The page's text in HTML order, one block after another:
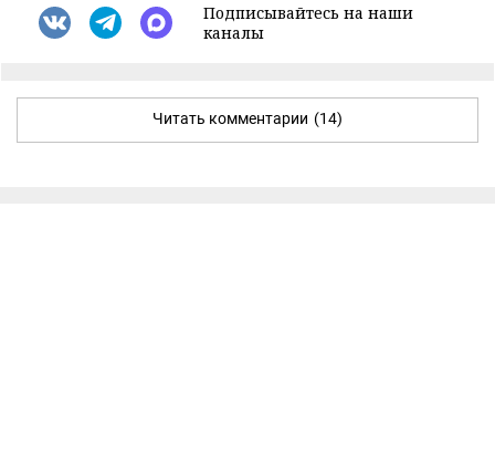
Подписывайтесь на наши
каналы
Читать комментарии (14)